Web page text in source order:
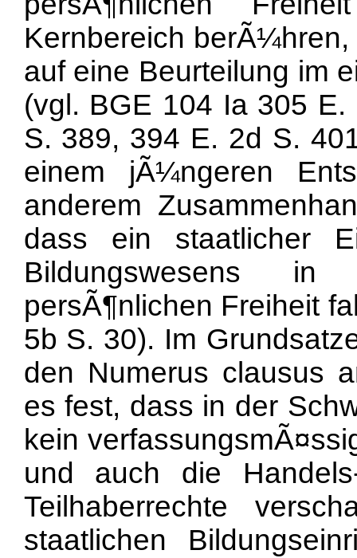
Kernbereich
auf eine Beurteilung im
(vgl. BGE 104 Ia 305
S. 389, 394 E. 2d S.
einem jÃ¼ngeren
anderem
dass ein staatlicher
Bildungswesens
persÃ¶nlichen Freiheit
5b S. 30). Im
den Numerus clausus
es fest, dass in der
kein
und auch die
Teilhaberrechte
staatlichen